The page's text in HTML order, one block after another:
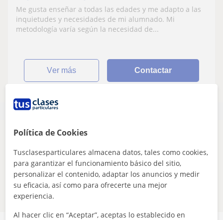
niveles. Tengo el Proficiency de
Cambridge.
Me gusta enseñar a todas las edades y me adapto a las
inquietudes y necesidades de mi alumnado. Mi
metodología varía según la necesidad de...
ver más Contactar
Ajusta tu búsqueda para ver más resultados o
guárdala y te avisaremos cuando haya nuevos
profesores
Eliminar filtros
Política de Cookies
Tusclasesparticulares almacena datos, tales como cookies,
para garantizar el funcionamiento básico del sitio,
personalizar el contenido, adaptar los anuncios y medir
su eficacia, así como para ofrecerte una mejor
experiencia.
Al hacer clic en “Aceptar”, aceptas lo establecido en